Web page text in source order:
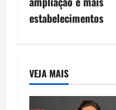
g
t
i
estabelecimentos
VEJA MAIS